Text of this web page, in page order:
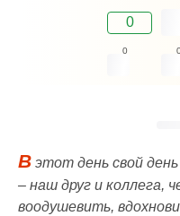
0
0
В этот день свой
– наш друг и коллега,
воодушевить,